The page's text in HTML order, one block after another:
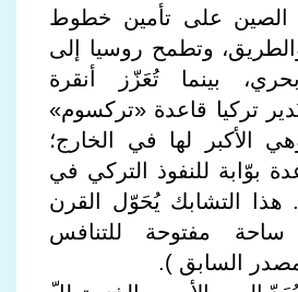
الصين على تأمين خطوط
وتطمح روسيا إلى
بينما تُعَزّز أنقرة
تركيا قاعدة «تركسوم»
الأكبر لها في الخارج؛
بوّابة للنفوذ التركي في
هذا التشابك يُحَوّل القرن
ساحة مفتوحة للتنافس
السابق ).